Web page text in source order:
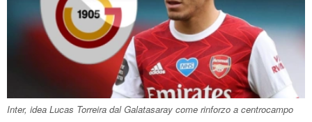
Inter, idea Lucas Torreira dal Galatasaray come rinforzo a centrocampo